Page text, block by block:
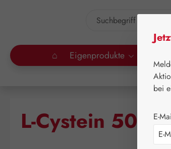
⌂ Eigenprodukte
L-Cystein 500
bei
E-